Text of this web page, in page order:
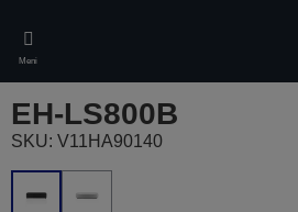
main
content
Meni
EH-LS800B
SKU: V11HA90140